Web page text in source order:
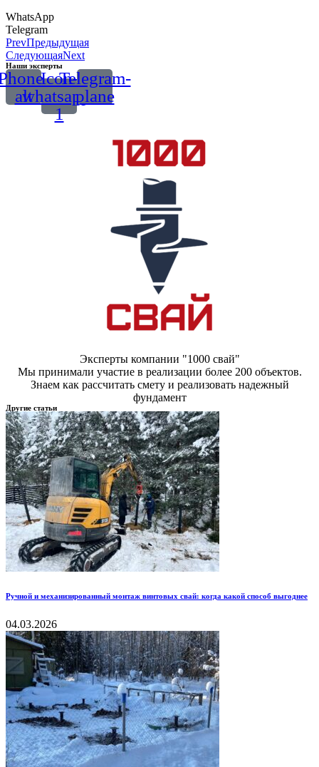
WhatsApp
Telegram
PrevПредыдущая
СледующаяNext
Наши эксперты
alt
Icon-
whatsapp-
1
Telegram-
plane
Эксперты компании "1000 свай"
Мы принимали участие в реализации более 200 объектов.
Знаем как рассчитать смету и реализовать надежный
фундамент
Другие статьи
Ручной и механизированный монтаж винтовых свай: когда какой способ выгоднее
04.03.2026